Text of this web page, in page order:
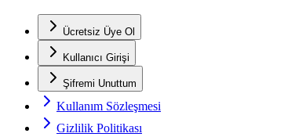
Ücretsiz Üye Ol
Kullanıcı Girişi
Şifremi Unuttum
Kullanım Sözleşmesi
Gizlilik Politikası